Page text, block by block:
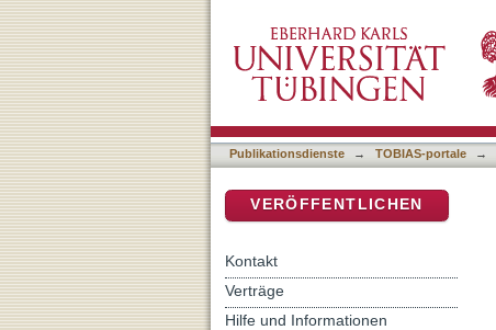
Publikationsdienste → TOBIAS-portale →
VERÖFFENTLICHEN
Kontakt
Verträge
Hilfe und Informationen